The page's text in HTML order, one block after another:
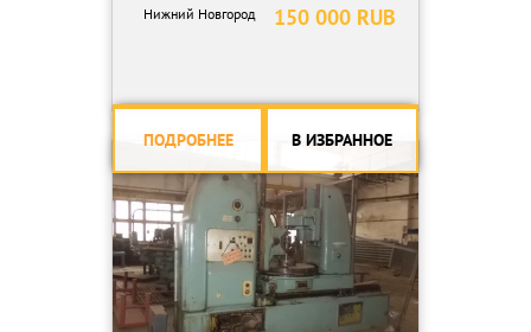
150 000 RUB
Нижний Новгород
ПОДРОБНЕЕ В ИЗБРАННОЕ